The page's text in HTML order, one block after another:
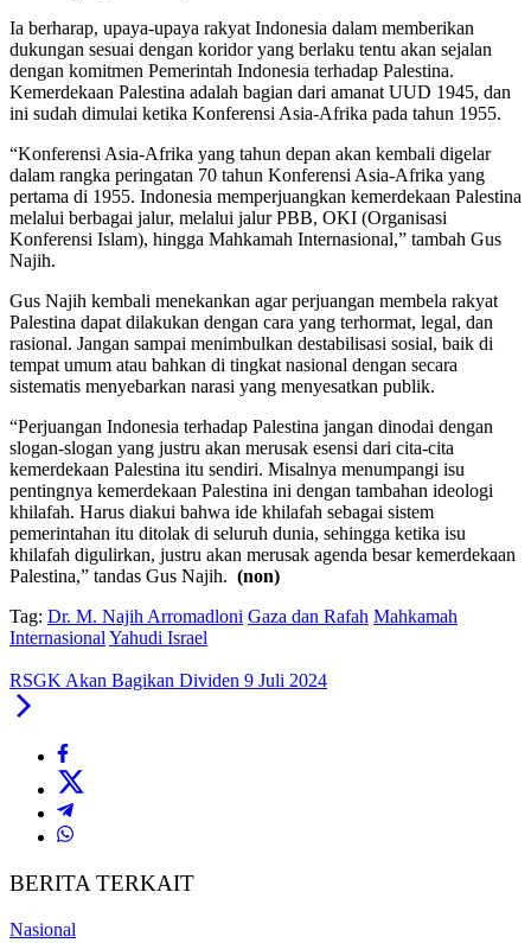
Ia berharap, upaya-upaya rakyat Indonesia dalam memberikan
dukungan sesuai dengan koridor yang berlaku tentu akan sejalan
dengan komitmen Pemerintah Indonesia terhadap Palestina.
Kemerdekaan Palestina adalah bagian dari amanat UUD 1945, dan
ini sudah dimulai ketika Konferensi Asia-Afrika pada tahun 1955.
“Konferensi Asia-Afrika yang tahun depan akan kembali digelar
dalam rangka peringatan 70 tahun Konferensi Asia-Afrika yang
pertama di 1955. Indonesia memperjuangkan kemerdekaan Palestina
melalui berbagai jalur, melalui jalur PBB, OKI (Organisasi
Konferensi Islam), hingga Mahkamah Internasional,” tambah Gus
Najih.
Gus Najih kembali menekankan agar perjuangan membela rakyat
Palestina dapat dilakukan dengan cara yang terhormat, legal, dan
rasional. Jangan sampai menimbulkan destabilisasi sosial, baik di
tempat umum atau bahkan di tingkat nasional dengan secara
sistematis menyebarkan narasi yang menyesatkan publik.
“Perjuangan Indonesia terhadap Palestina jangan dinodai dengan
slogan-slogan yang justru akan merusak esensi dari cita-cita
kemerdekaan Palestina itu sendiri. Misalnya menumpangi isu
pentingnya kemerdekaan Palestina ini dengan tambahan ideologi
khilafah. Harus diakui bahwa ide khilafah sebagai sistem
pemerintahan itu ditolak di seluruh dunia, sehingga ketika isu
khilafah digulirkan, justru akan merusak agenda besar kemerdekaan
Palestina,” tandas Gus Najih. (non)
Tag: Dr. M. Najih Arromadloni Gaza dan Rafah Mahkamah
Internasional Yahudi Israel
RSGK Akan Bagikan Dividen 9 Juli 2024
BERITA TERKAIT
Nasional